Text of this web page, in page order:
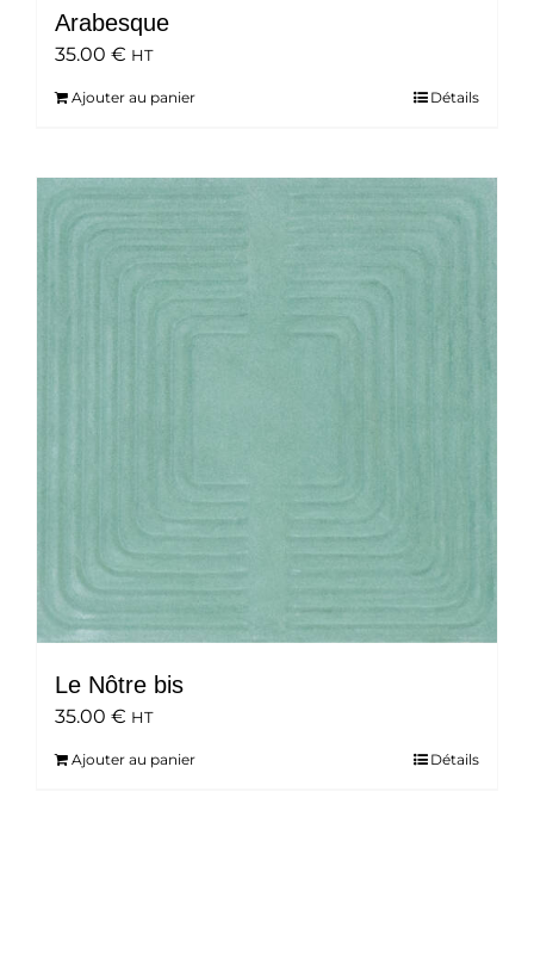
Arabesque
35.00 € HT
Ajouter au panier Détails
Le Nôtre bis
35.00 € HT
Ajouter au panier Détails